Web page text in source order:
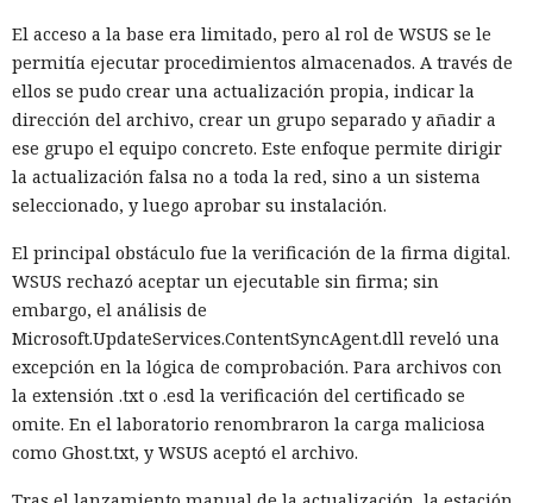
El acceso a la base era limitado, pero al rol de WSUS se le
permitía ejecutar procedimientos almacenados. A través de
ellos se pudo crear una actualización propia, indicar la
dirección del archivo, crear un grupo separado y añadir a
ese grupo el equipo concreto. Este enfoque permite dirigir
la actualización falsa no a toda la red, sino a un sistema
seleccionado, y luego aprobar su instalación.
El principal obstáculo fue la verificación de la firma digital.
WSUS rechazó aceptar un ejecutable sin firma; sin
embargo, el análisis de
Microsoft.UpdateServices.ContentSyncAgent.dll reveló una
excepción en la lógica de comprobación. Para archivos con
la extensión .txt o .esd la verificación del certificado se
omite. En el laboratorio renombraron la carga maliciosa
como Ghost.txt, y WSUS aceptó el archivo.